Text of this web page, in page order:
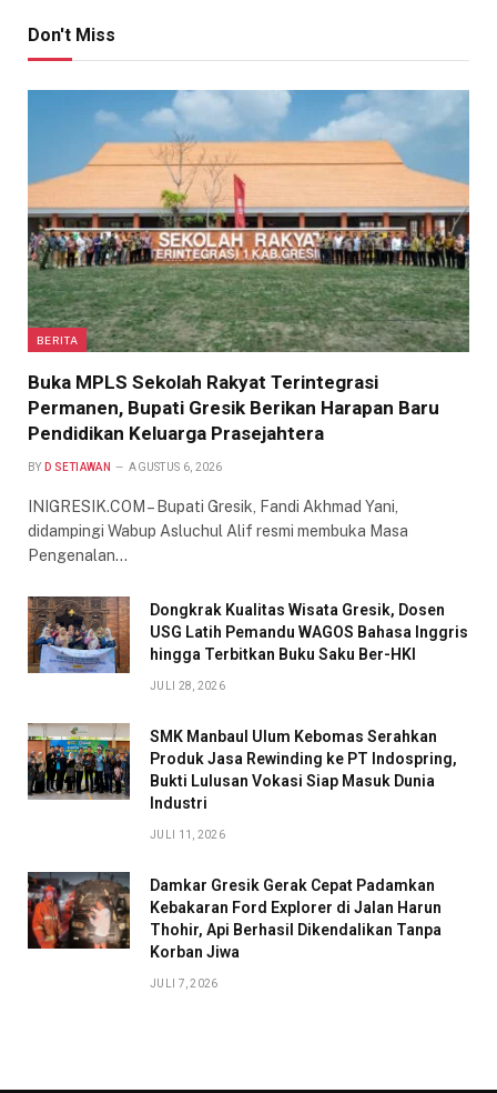
Don't Miss
BERITA
Buka MPLS Sekolah Rakyat Terintegrasi
Permanen, Bupati Gresik Berikan Harapan Baru
Pendidikan Keluarga Prasejahtera
BY D SETIAWAN AGUSTUS 6, 2026
INIGRESIK.COM – Bupati Gresik, Fandi Akhmad Yani,
didampingi Wabup Asluchul Alif resmi membuka Masa
Pengenalan…
Dongkrak Kualitas Wisata Gresik, Dosen
USG Latih Pemandu WAGOS Bahasa Inggris
hingga Terbitkan Buku Saku Ber-HKI
JULI 28, 2026
SMK Manbaul Ulum Kebomas Serahkan
Produk Jasa Rewinding ke PT Indospring,
Bukti Lulusan Vokasi Siap Masuk Dunia
Industri
JULI 11, 2026
Damkar Gresik Gerak Cepat Padamkan
Kebakaran Ford Explorer di Jalan Harun
Thohir, Api Berhasil Dikendalikan Tanpa
Korban Jiwa
JULI 7, 2026